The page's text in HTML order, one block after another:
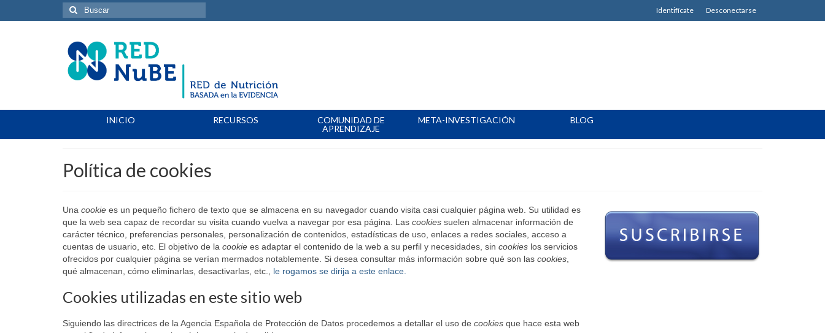
Identifícate Desconectarse
Buscar
por:
INICIO RECURSOS
COMUNIDAD DE
APRENDIZAJE
META-INVESTIGACIÓN BLOG
Política de cookies
Una cookie es un pequeño fichero de texto que se almacena en su navegador cuando visita casi cualquier página web. Su utilidad es
que la web sea capaz de recordar su visita cuando vuelva a navegar por esa página. Las cookies suelen almacenar información de
carácter técnico, preferencias personales, personalización de contenidos, estadísticas de uso, enlaces a redes sociales, acceso a
cuentas de usuario, etc. El objetivo de la cookie es adaptar el contenido de la web a su perfil y necesidades, sin cookies los servicios
ofrecidos por cualquier página se verían mermados notablemente. Si desea consultar más información sobre qué son las cookies,
qué almacenan, cómo eliminarlas, desactivarlas, etc., le rogamos se dirija a este enlace.
Cookies utilizadas en este sitio web
Siguiendo las directrices de la Agencia Española de Protección de Datos procedemos a detallar el uso de cookies que hace esta web